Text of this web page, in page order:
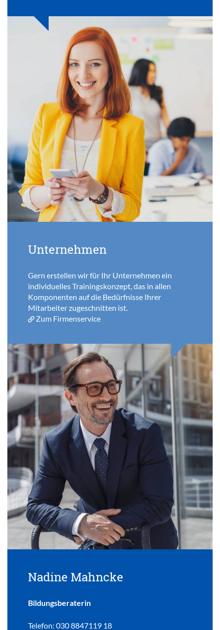
Unternehmen
Gern erstellen wir für Ihr Unternehmen ein
individuelles Trainingskonzept, das in allen
Komponenten auf die Bedürfnisse Ihrer
Mitarbeiter zugeschnitten ist.
Zum Firmenservice
Nadine Mahncke
Bildungsberaterin
Telefon: 030 8847119 18